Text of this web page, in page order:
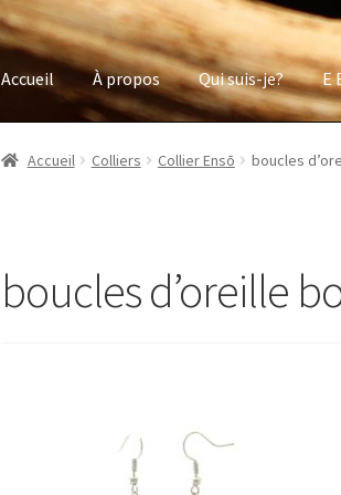
Accueil À propos Qui suis-je? E
Accueil Colliers Collier Ensō boucles
boucles d’oreille